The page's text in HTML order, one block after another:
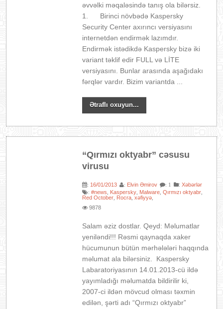
əvvəlki məqaləsində tanış ola bilərsiz.
1. Birinci növbədə Kaspersky
Security Center axırıncı versiyasını
internetdən endirmək lazımdır.
Endirmək istədikdə Kaspersky bizə iki
variant təklif edir FULL və LİTE
versiyasını. Bunlar arasında aşağıdakı
fərqlər vardır. Bizim variantda ...
Ətraflı oxuyun...
“Qırmızı oktyabr” cəsusu
virusu
: 16/01/2013 : Elvin Əmirov : 1 :Xəbərlər
:#news Kaspersky Malware ,Qırmızı oktyabr
Red October Rocra ,xəfiyyə
9878
Salam əziz dostlar. Qeyd: Məlumatlar
yeniləndi!!! Rəsmi qaynaqda xaker
hücumunun bütün mərhələləri haqqında
məlumat ala bilərsiniz. Kaspersky
Labaratoriyasının 14.01.2013-cü ildə
yayımladığı məlumatda bildirilir ki,
2007-ci ildən mövcud olması təxmin
edilən, şərti adı “Qırmızı oktyabr”